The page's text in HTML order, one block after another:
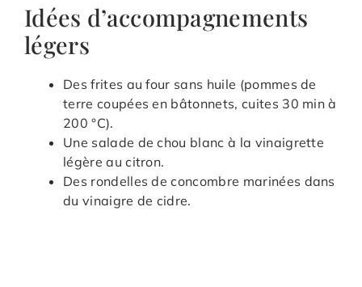
Idées d’accompagnements
légers
Des frites au four sans huile (pommes de
terre coupées en bâtonnets, cuites 30 min à
200 °C).
Une salade de chou blanc à la vinaigrette
légère au citron.
Des rondelles de concombre marinées dans
du vinaigre de cidre.